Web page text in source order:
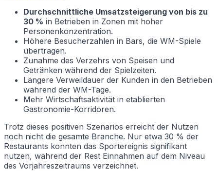
Durchschnittliche Umsatzsteigerung von bis zu
30 % in Betrieben in Zonen mit hoher
Personenkonzentration.
Höhere Besucherzahlen in Bars, die WM-Spiele
übertragen.
Zunahme des Verzehrs von Speisen und
Getränken während der Spielzeiten.
Längere Verweildauer der Kunden in den Betrieben
während der WM-Tage.
Mehr Wirtschaftsaktivität in etablierten
Gastronomie-Korridoren.
Trotz dieses positiven Szenarios erreicht der Nutzen
noch nicht die gesamte Branche. Nur etwa 30 % der
Restaurants konnten das Sportereignis signifikant
nutzen, während der Rest Einnahmen auf dem Niveau
des Vorjahreszeitraums verzeichnet.